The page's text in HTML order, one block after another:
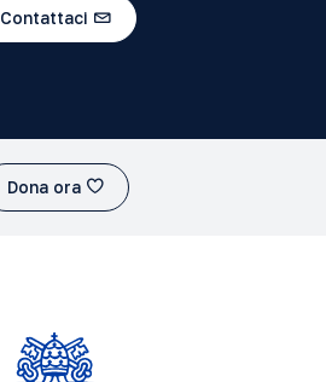
Contattaci
Dona ora